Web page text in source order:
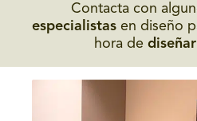
Contacta con
especialistasen diseño
hora de